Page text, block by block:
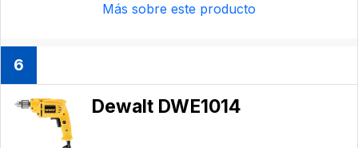
Más sobre este producto
6
Dewalt DWE1014